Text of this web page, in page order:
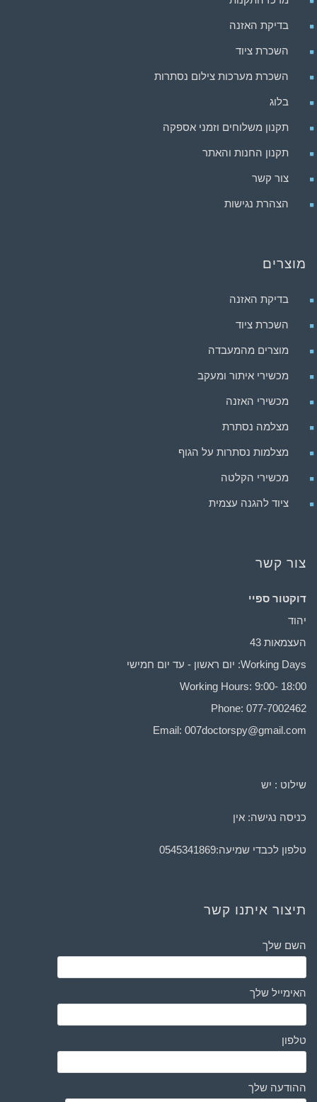
בדיקת האזנה
השכרת ציוד
השכרת מערכות צילום נסתרות
בלוג
תקנון משלוחים וזמני אספקה
תקנון החנות והאתר
צור קשר
הצהרת נגישות
מוצרים
בדיקת האזנה
השכרת ציוד
מוצרים מהמעבדה
מכשירי איתור ומעקב
מכשירי האזנה
מצלמה נסתרת
מצלמות נסתרות על הגוף
מכשירי הקלטה
ציוד להגנה עצמית
צור קשר
דוקטור ספיי
יהוד
העצמאות 43
Working Days: יום ראשון - עד יום חמישי
Working Hours: 9:00- 18:00
Phone: 077-7002462
Email: 007doctorspy@gmail.com
שילוט : יש
כניסה נגישה: אין
טלפון לכבדי שמיעה:0545341869
תיצור איתנו קשר
השם שלך
האימייל שלך
טלפון
ההודעה שלך